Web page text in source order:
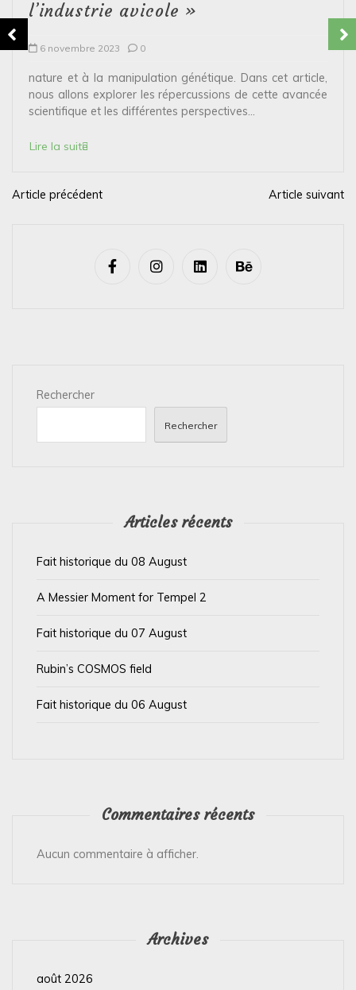
l’industrie avicole »
6 novembre 2023 0
nature et à la manipulation génétique. Dans cet article,
nous allons explorer les répercussions de cette avancée
scientifique et les différentes perspectives...
Lire la suite
N
Article précédent Article suivant
Rechercher
Rechercher
Articles récents
Fait historique du 08 August
A Messier Moment for Tempel 2
Fait historique du 07 August
Rubin’s COSMOS field
Fait historique du 06 August
Commentaires récents
Aucun commentaire à afficher.
Archives
août 2026